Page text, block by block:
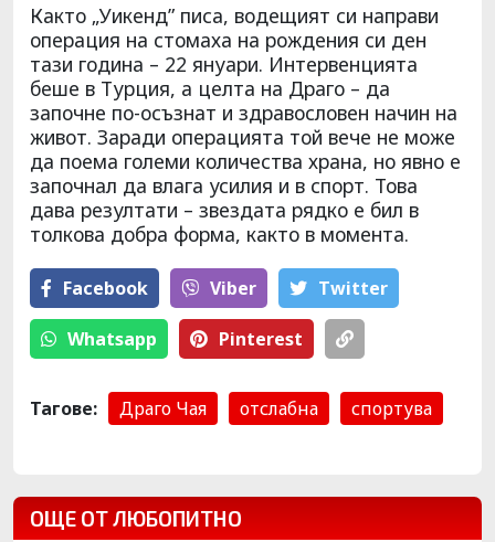
Както „Уикенд” писа, водещият си направи
операция на стомаха на рождения си ден
тази година – 22 януари. Интервенцията
беше в Турция, а целта на Драго – да
започне по-осъзнат и здравословен начин на
живот. Заради операцията той вече не може
да поема големи количества храна, но явно е
започнал да влага усилия и в спорт. Това
дава резултати – звездата рядко е бил в
толкова добра форма, както в момента.
Facebook Viber Тwitter
Whatsapp Pinterest
Тагове: Драго Чая отслабна спортува
ОЩЕ ОТ ЛЮБОПИТНО